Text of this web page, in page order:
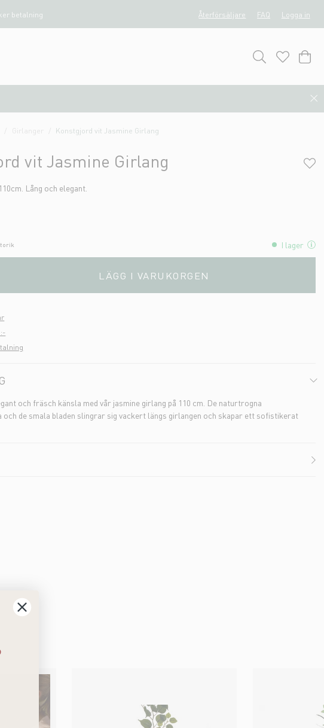
betalning Återförsäljare FAQ Logga in
Konstgjord vit Jasmine Girlang
vit Jasmine Girlang
Lång och elegant.
I lager
LÄGG I VARUKORGEN
och fräsch känsla med vår jasmine girlang på 110 cm. De naturtrogna
och de smala bladen slingrar sig vackert längs girlangen och skapar ett sofistikerat